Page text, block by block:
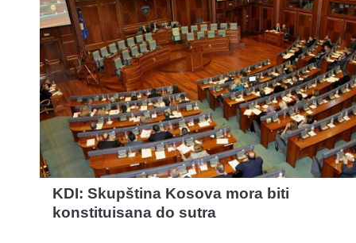
KDI: Skupština Kosova mora biti
konstituisana do sutra